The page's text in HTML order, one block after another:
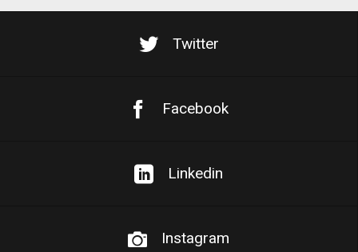
Twitter
Facebook
Linkedin
Instagram